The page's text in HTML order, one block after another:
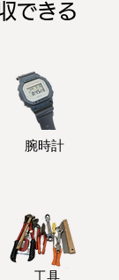
できる
​腕時計
​工具